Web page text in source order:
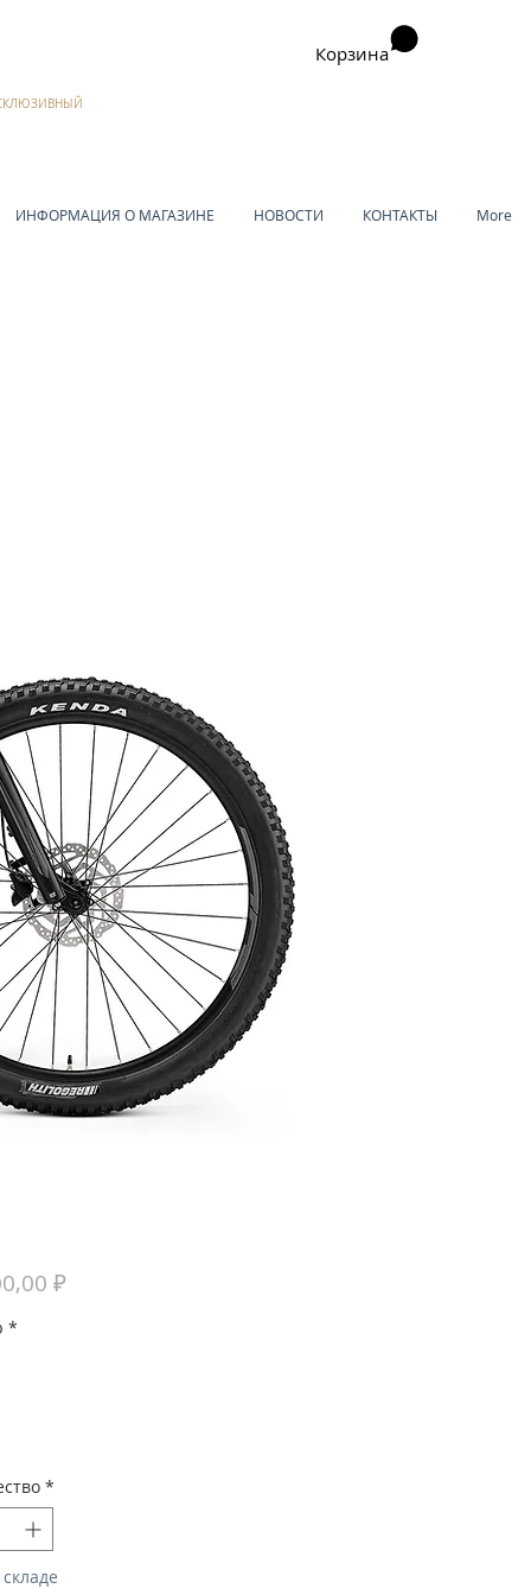
Корзина
ИНФОРМАЦИЯ О МАГАЗИНЕ НОВОСТИ КОНТАКТЫ More
₽Цена
*
*